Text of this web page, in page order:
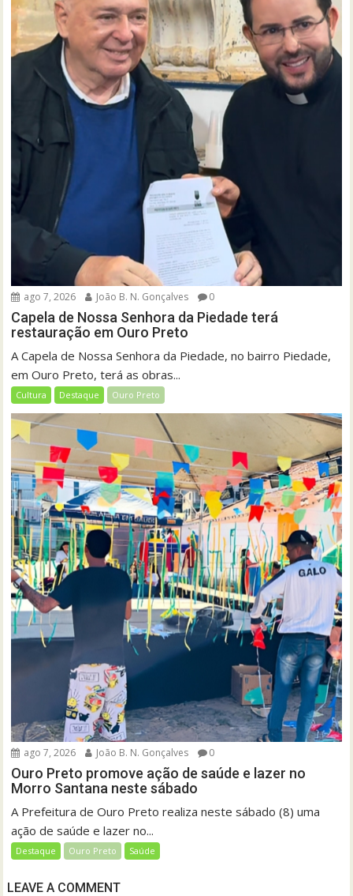
ago 7, 2026 João B. N. Gonçalves 0
Capela de Nossa Senhora da Piedade terá
restauração em Ouro Preto
A Capela de Nossa Senhora da Piedade, no bairro Piedade,
em Ouro Preto, terá as obras...
Cultura Destaque Ouro Preto
ago 7, 2026 João B. N. Gonçalves 0
Ouro Preto promove ação de saúde e lazer no
Morro Santana neste sábado
A Prefeitura de Ouro Preto realiza neste sábado (8) uma
ação de saúde e lazer no...
Destaque Ouro Preto Saúde
LEAVE A COMMENT